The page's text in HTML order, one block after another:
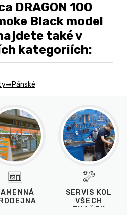
DRAGON 100
Black model
také v
kategoriích:
Pánské
SERVIS KOL
VŠECH
ZNAČEK